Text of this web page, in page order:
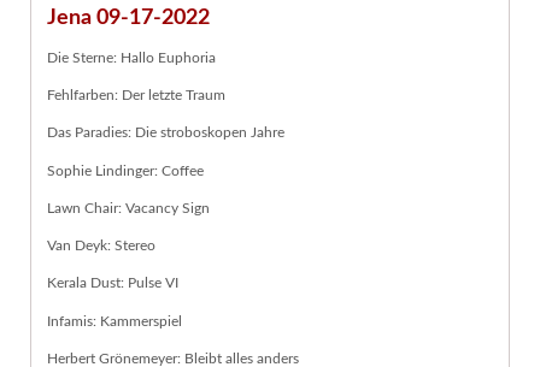
Jena 09-17-2022
Die Sterne: Hallo Euphoria
Fehlfarben: Der letzte Traum
Das Paradies: Die stroboskopen Jahre
Sophie Lindinger: Coffee
Lawn Chair: Vacancy Sign
Van Deyk: Stereo
Kerala Dust: Pulse VI
Infamis: Kammerspiel
Herbert Grönemeyer: Bleibt alles anders